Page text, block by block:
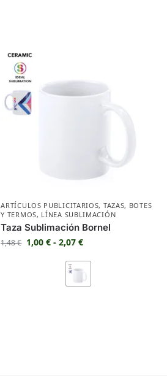
ARTÍCULOS PUBLICITARIOS, TAZAS, BOTES
Y TERMOS, LÍNEA SUBLIMACIÓN
Taza Sublimación Bornel
1,48€ 1,00€ - 2,07€